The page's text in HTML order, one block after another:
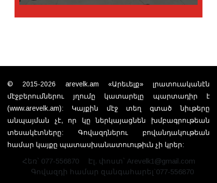
© 2015-2026 arevelk.am «Արեւելք» լրատուականէն
մէջբերումներու յղումը կատարելը պարտադիր է
(www.arevelk.am): Կայքին մէջ տեղ գտած նիւթերը
անպայման չէ, որ կը ներկայացնեն խմբագրութեան
տեսակէտները: Գովազդներու բովանդակութեան
համար կայքը պատասխանատուութիւն չի կրեր:
Հեռ՝ 077-556870
Էլ. փոստ՝ Arevelk1@gmail.com
Գովազդի համար զանգահարել`077-556870